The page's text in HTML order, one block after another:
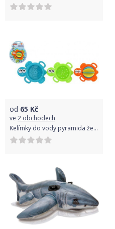
od 65 Kč
ve 2 obchodech
Kelímky do vody pyramida želva plast s mlýnkem 12x9cm na kartě 3m+